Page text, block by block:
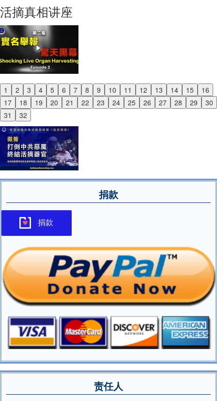
活摘真相讲座
1 2 3 4 5 6 7 8 9 10 11 12 13 14 15
16
17
18 19 20 21 22 23 24 25 26 27 28 29
30
31
32
Previous
Next
捐款
捐款
责任人